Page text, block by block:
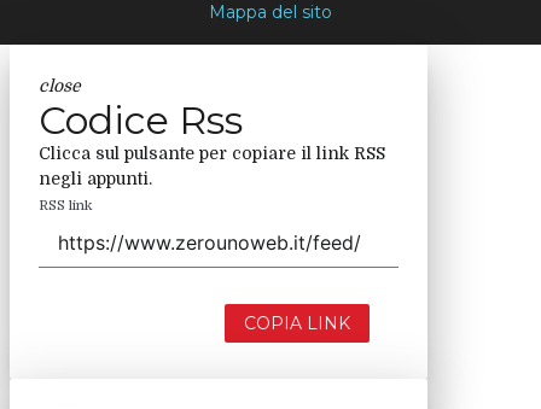
Mappa del sito
close
Codice Rss
Clicca sul pulsante per copiare il link RSS
negli appunti.
RSS link
COPIA LINK